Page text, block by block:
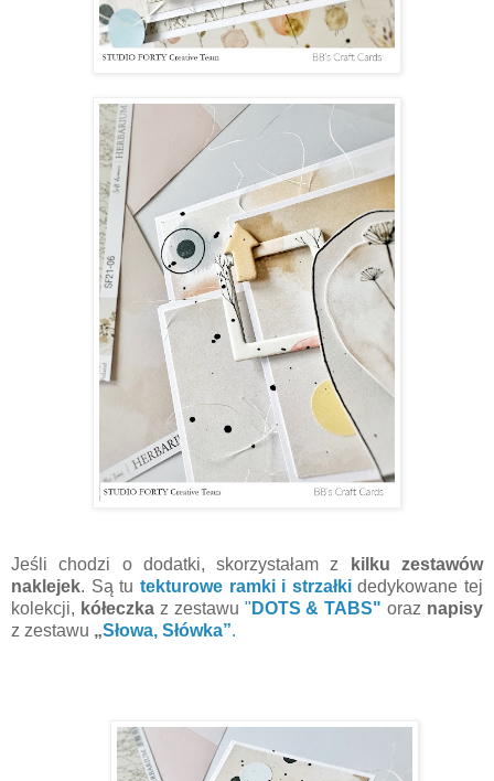
Jeśli chodzi o dodatki, skorzystałam z
kilku zestawów
naklejek. Są tu tekturowe ramki i strzałkidedykowane tej
kolekcji, kółeczkaz zestawu " DOTS & TABS" oraz napisy
z zestawu „Słowa, Słówka”.